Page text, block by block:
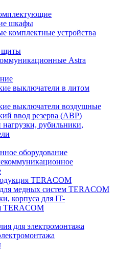
шкафы
комплектные устройства
щиты
Astra
выключатели в литом
выключатели воздушные
ввод резерва (АВР)
рубильники,
оборудование
TERACOM
медных систем TERACOM
корпуса для IT-
TERACOM
для электромонтажа